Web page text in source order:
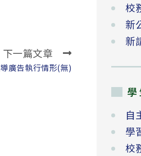
下一篇文章
廣告執行情形(無)
校
新
新
自
學
校